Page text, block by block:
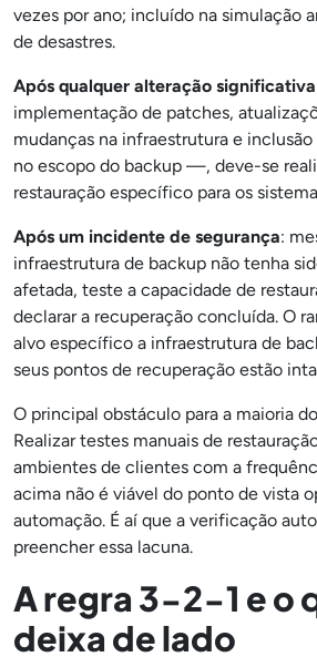
vezes por ano; incluído na simulação
de desastres.
Após qualquer alteração significativa
implementação de patches,
mudanças na infraestrutura e
no escopo do backup —, deve-se
restauração específico para os
Após um incidente de segurança:
infraestrutura de backup não tenha
afetada, teste a capacidade de
declarar a recuperação concluída. O
alvo específico a infraestrutura de
seus pontos de recuperação estão
O principal obstáculo para a maioria
Realizar testes manuais de
ambientes de clientes com a
acima não é viável do ponto de vista
automação. É aí que a verificação
preencher essa lacuna.
A regra 3-2-1 e o
deixa de lado